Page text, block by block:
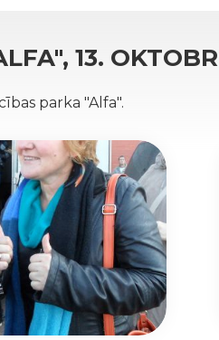
13.
parka "Alfa".